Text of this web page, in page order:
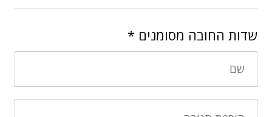
שדות החובה מסומנים *